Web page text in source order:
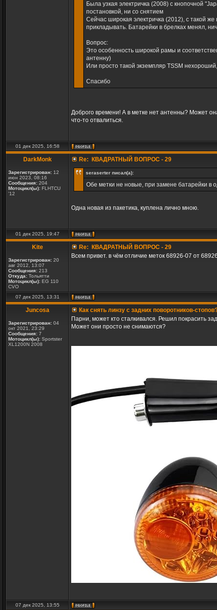
Была узкая электричка (2008) с кнопочной
постановкой, ни со снятием
Сейчас широкая электричка (2012), с такой
прикладывать. Батарейки в брелках менял,
Вопрос:
Это особенность широкой рамы и
антенну)
Или просто такой экземпляр TSSM
Спасибо
Доброго времени! А в метке нет антенны? Может
что-то отвалиться.
01 дек 2025, 16:58
DarkMonk
Зарегистрирован: 12
июн 2023, 08:16
Сообщения: 204
Мотоцикл(ы): FLHTCU
'12
Re: КВАДРАТНЫЙ ВОПРОС - 29
seraserter писал(а):
Обе метки не новые, при замене батарейки в
Одна новая из пакетика, куплена лично мною.
01 дек 2025, 19:47
Kite
Зарегистрирован: 20
авг 2012, 13:07
Сообщения: 213
Откуда: Тольятти
Мотоцикл(ы): EG 110
CVO
Re: КВАДРАТНЫЙ ВОПРОС - 29
Всем привет. в чём отличие меток 68926-07 от
07 дек 2025, 13:31
Juncosa
Зарегистрирован: 04
окт 2021, 23:29
Сообщения: 7
Мотоцикл(ы): Sportster
XL1200N 2008
Как снять линзу с задних поворотников-
Парни, может кто сталкивался. Решил покрасить
Может они просто не снимаются?
07 дек 2025, 13:55